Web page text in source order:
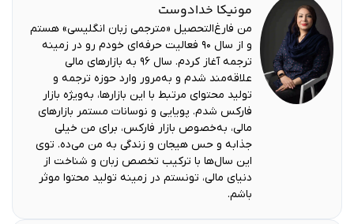
مونیکا خدادوست
من فارغ‌التحصیل «مترجمی زبان انگلیسی» هستم
و از سال ۹۰ فعالیت حرفه‌ای خودم رو در زمینه
ترجمه آغاز کردم. سال ۹۶ به بازارهای مالی
علاقه‌مند شدم و به‌مرور وارد حوزه ترجمه و
تولید محتوای مرتبط با این بازارها، به‌ویژه بازار
فارکس شدم. پویایی و نوسانات مستمر بازارهای
مالی، به‌خصوص بازار فارکس، برای من خیلی
جذابه و حس هیجان و زندگی به من می‌ده. توی
این سال‌ها با ترکیب تخصص زبان و شناخت از
دنیای مالی، تونستم در زمینه تولید محتوا موثر
باشم.